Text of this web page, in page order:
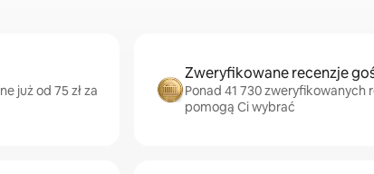
już od 75 zł za
Zweryfikowane recenzje
Ponad 41 730 zweryfikowanych
pomogą Ci wybrać